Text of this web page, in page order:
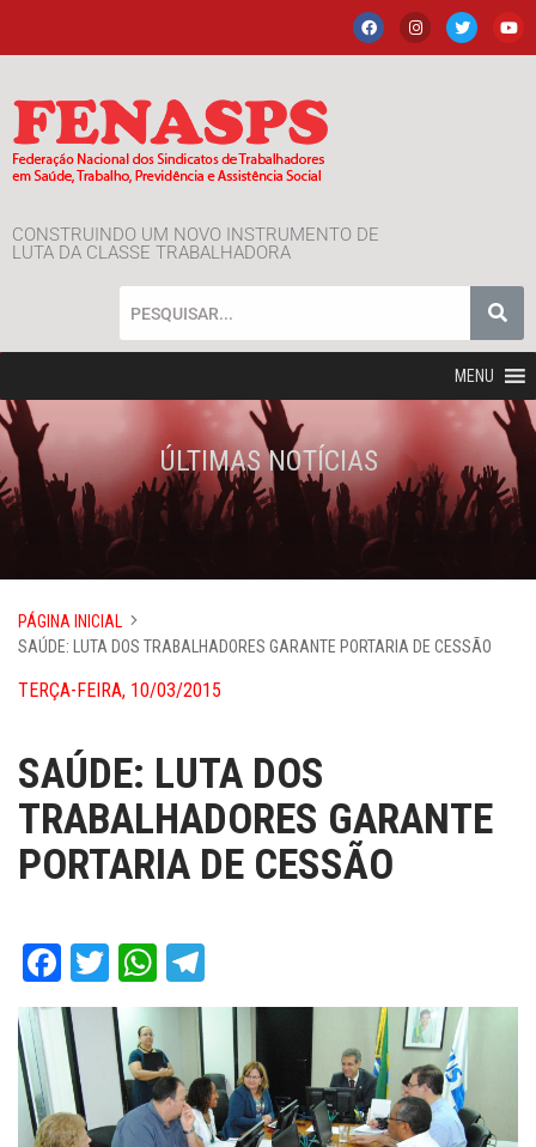
CONSTRUINDO UM NOVO INSTRUMENTO DE
LUTA DA CLASSE TRABALHADORA
MENU
ÚLTIMAS NOTÍCIAS
PÁGINA INICIAL
SAÚDE: LUTA DOS TRABALHADORES GARANTE PORTARIA DE CESSÃO
TERÇA-FEIRA, 10/03/2015
SAÚDE: LUTA DOS
TRABALHADORES GARANTE
PORTARIA DE CESSÃO
Facebook
TwitterWhatsApp